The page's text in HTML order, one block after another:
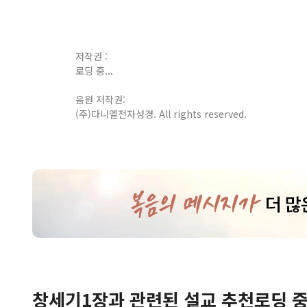
저작권 :
로딩 중...
음원 저작권:
(주)다니엘전자성경. All rights reserved.
창세기1장과 관련된 설교 추천로딩